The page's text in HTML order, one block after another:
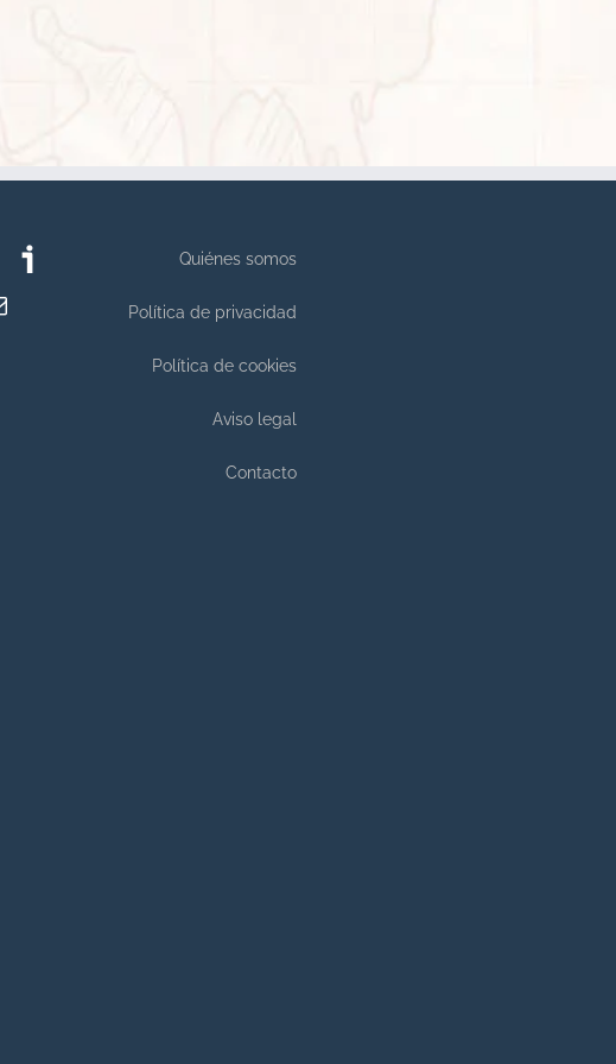
Quiénes somos
Política de privacidad
Política de cookies
Aviso legal
Contacto